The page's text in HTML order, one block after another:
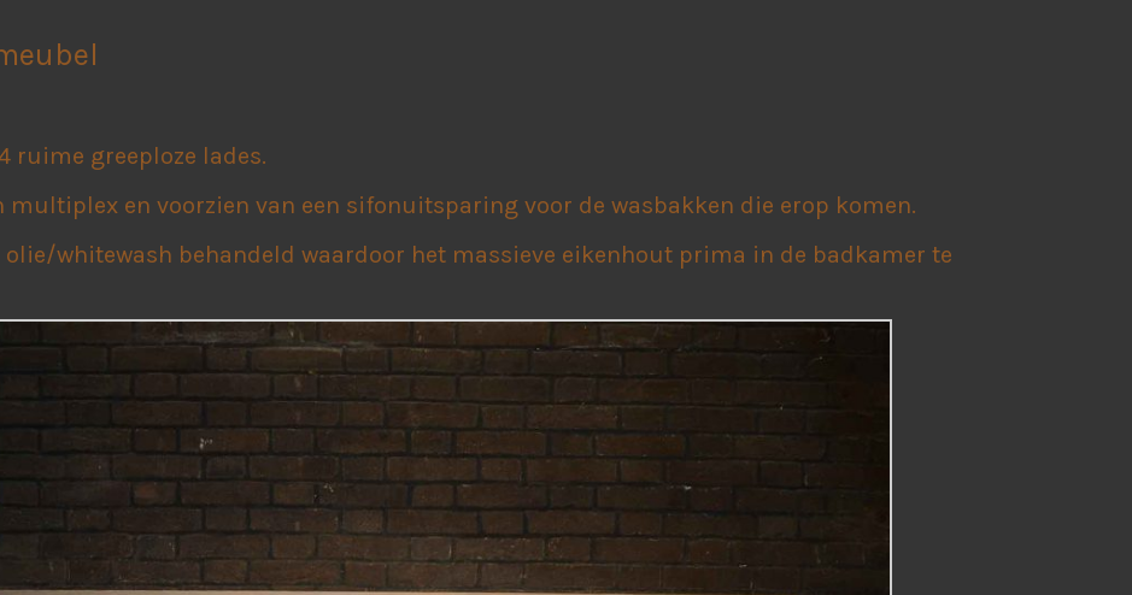
ruime greeploze lades.
multiplex en voorzien van een sifonuitsparing voor de wasbakken die erop komen.
whitewash behandeld waardoor het massieve eikenhout prima in de badkamer te